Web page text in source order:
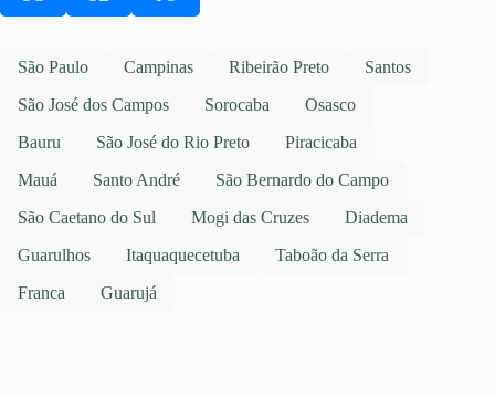
São Paulo Campinas Ribeirão Preto
Santos
São José dos Campos
Sorocaba
Osasco
Bauru
São José do Rio Preto
Piracicaba
Mauá
Santo André
São Bernardo do Campo
São Caetano do Sul
Mogi das Cruzes
Diadema
Guarulhos
Itaquaquecetuba
Taboão da Serra
Franca
Guarujá